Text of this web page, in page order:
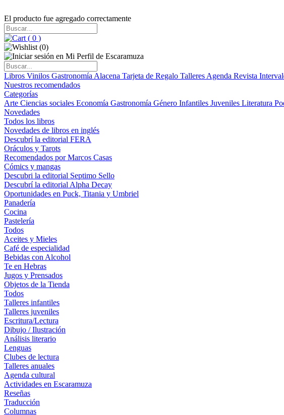
El producto fue agregado correctamente
( 0 )
(0)
Libros Vinilos Gastronomía Alacena Tarjeta de Regalo Talleres Agenda Revista
Nuestros recomendados
Categorías
Arte Ciencias sociales Economía Gastronomía Género Infantiles Juveniles Literatura
Novedades
Todos los libros
Novedades de libros en inglés
Descubrí la editorial FERA
Oráculos y Tarots
Recomendados por Marcos Casas
Cómics y mangas
Descubri la editorial Septimo Sello
Descubrí la editorial Alpha Decay
Oportunidades en Puck, Titania y Umbriel
Panadería
Cocina
Pastelería
Todos
Aceites y Mieles
Café de especialidad
Bebidas con Alcohol
Te en Hebras
Jugos y Prensados
Objetos de la Tienda
Todos
Talleres infantiles
Talleres juveniles
Escritura/Lectura
Dibujo / Ilustración
Análisis literario
Lenguas
Clubes de lectura
Talleres anuales
Agenda cultural
Actividades en Escaramuza
Reseñas
Traducción
Columnas